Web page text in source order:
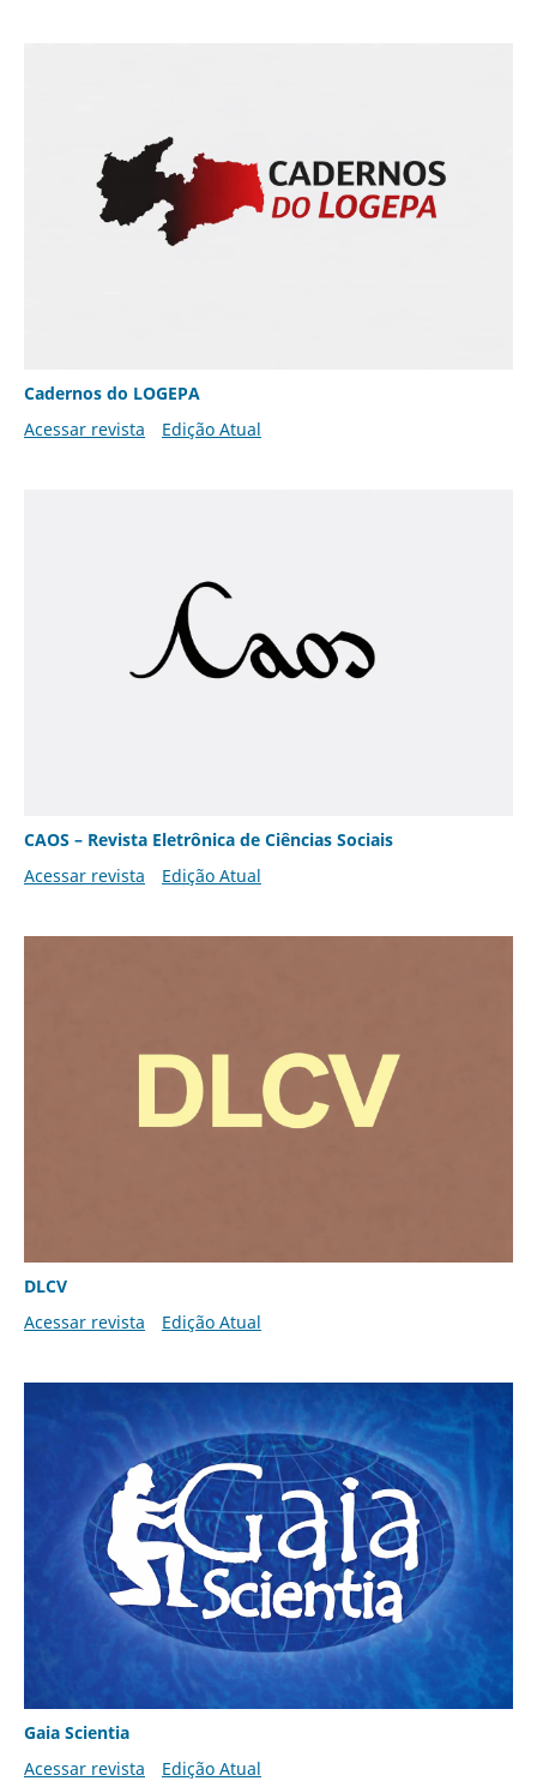
Cadernos do LOGEPA
Acessar revista
Edição Atual
CAOS – Revista Eletrônica de Ciências Sociais
Acessar revista
Edição Atual
DLCV
Acessar revista
Edição Atual
Gaia Scientia
Acessar revista
Edição Atual